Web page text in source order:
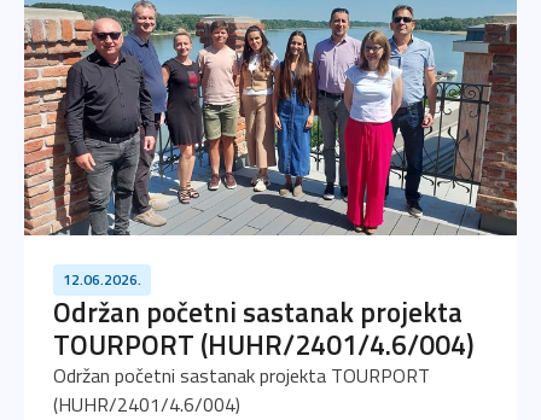
12.06.2026.
Održan početni sastanak projekta
TOURPORT (HUHR/2401/4.6/004)
Održan početni sastanak projekta TOURPORT
(HUHR/2401/4.6/004)